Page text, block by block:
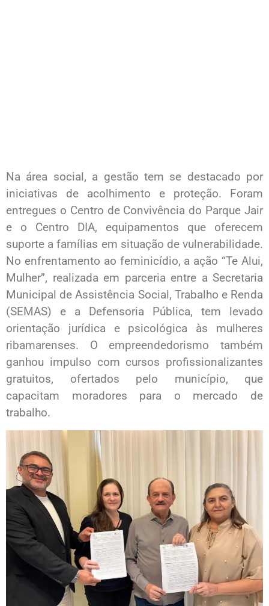
Na área social, a gestão tem se destacado por
iniciativas de acolhimento e proteção. Foram
entregues o Centro de Convivência do Parque Jair
e o Centro DIA, equipamentos que oferecem
suporte a famílias em situação de vulnerabilidade.
No enfrentamento ao feminicídio, a ação “Te Alui,
Mulher”, realizada em parceria entre a Secretaria
Municipal de Assistência Social, Trabalho e Renda
(SEMAS) e a Defensoria Pública, tem levado
orientação jurídica e psicológica às mulheres
ribamarenses. O empreendedorismo também
ganhou impulso com cursos profissionalizantes
gratuitos, ofertados pelo município, que
capacitam moradores para o mercado de
trabalho.